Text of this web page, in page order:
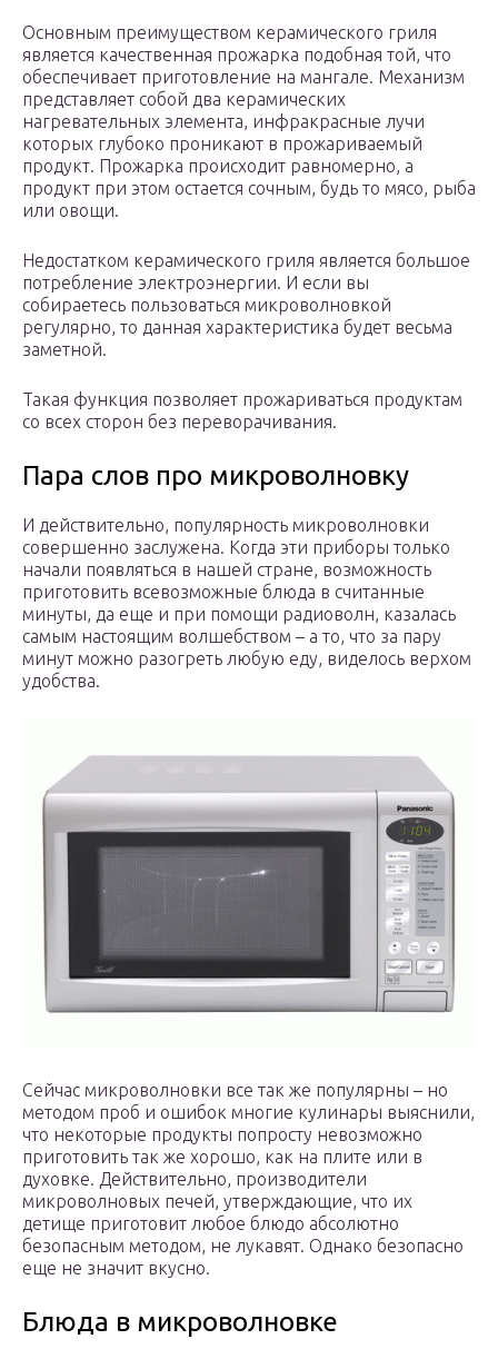
Основным преимуществом керамического гриля
является качественная прожарка подобная той, что
обеспечивает приготовление на мангале. Механизм
представляет собой два керамических
нагревательных элемента, инфракрасные лучи
которых глубоко проникают в прожариваемый
продукт. Прожарка происходит равномерно, а
продукт при этом остается сочным, будь то мясо, рыба
или овощи.
Недостатком керамического гриля является большое
потребление электроэнергии. И если вы
собираетесь пользоваться микроволновкой
регулярно, то данная характеристика будет весьма
заметной.
Такая функция позволяет прожариваться продуктам
со всех сторон без переворачивания.
Пара слов про микроволновку
И действительно, популярность микроволновки
совершенно заслужена. Когда эти приборы только
начали появляться в нашей стране, возможность
приготовить всевозможные блюда в считанные
минуты, да еще и при помощи радиоволн, казалась
самым настоящим волшебством – а то, что за пару
минут можно разогреть любую еду, виделось верхом
удобства.
Сейчас микроволновки все так же популярны – но
методом проб и ошибок многие кулинары выяснили,
что некоторые продукты попросту невозможно
приготовить так же хорошо, как на плите или в
духовке. Действительно, производители
микроволновых печей, утверждающие, что их
детище приготовит любое блюдо абсолютно
безопасным методом, не лукавят. Однако безопасно
еще не значит вкусно.
Блюда в микроволновке